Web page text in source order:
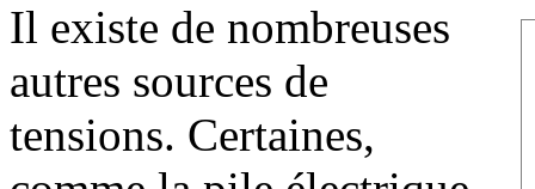
Il existe de nombreuses
autres sources de
tensions. Certaines,